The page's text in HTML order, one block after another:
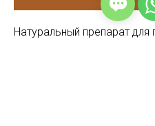
Натуральный препарат для